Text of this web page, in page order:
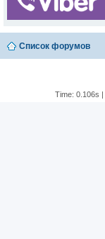
Список форумов
Time: 0.106s |